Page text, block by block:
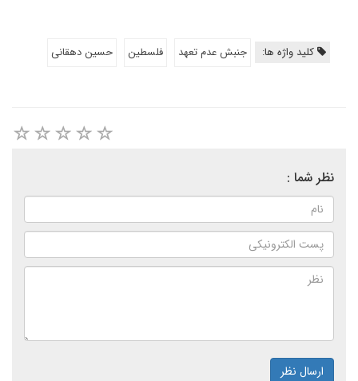
کلید واژه ها: جنبش عدم تعهد فلسطین حسین دهقانی
نظر شما :
ارسال نظر